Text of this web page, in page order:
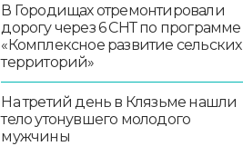
В Городищах отремонтировали
дорогу через 6 СНТ по программе
«Комплексное развитие сельских
территорий»
На третий день в Клязьме нашли
тело утонувшего молодого
мужчины